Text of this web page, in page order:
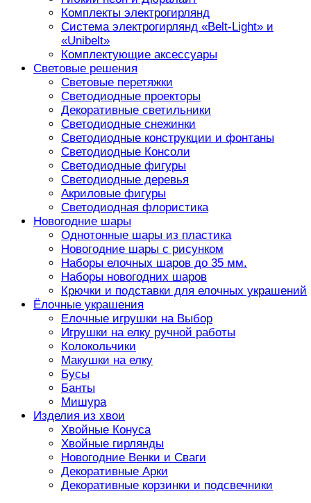
Комплекты электрогирлянд
Система электрогирлянд «Belt-Light» и
«Unibelt»
Комплектующие аксессуары
Световые решения
Световые перетяжки
Светодиодные проекторы
Декоративные светильники
Светодиодные снежинки
Светодиодные конструкции и фонтаны
Светодиодные Консоли
Светодиодные фигуры
Светодиодные деревья
Акриловые фигуры
Светодиодная флористика
Новогодние шары
Однотонные шары из пластика
Новогодние шары с рисунком
Наборы елочных шаров до 35 мм.
Наборы новогодних шаров
Крючки и подставки для елочных украшений
Ёлочные украшения
Елочные игрушки на Выбор
Игрушки на елку ручной работы
Колокольчики
Макушки на елку
Бусы
Банты
Мишура
Изделия из хвои
Хвойные Конуса
Хвойные гирлянды
Новогодние Венки и Сваги
Декоративные Арки
Декоративные корзинки и подсвечники